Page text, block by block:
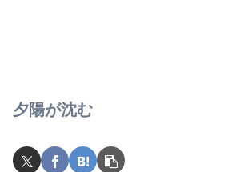
夕陽が沈む